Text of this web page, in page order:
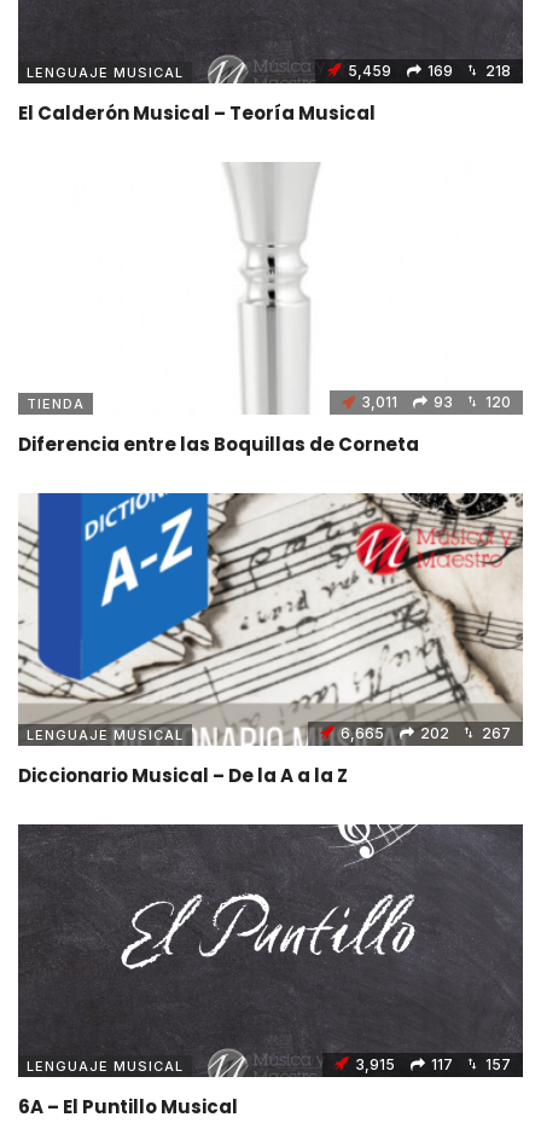
LENGUAJE MUSICAL 5,459 169 218
El Calderón Musical – Teoría Musical
TIENDA 3,011 93 120
Diferencia entre las Boquillas de Corneta
LENGUAJE MUSICAL 6,665 202 267
Diccionario Musical – De la A a la Z
LENGUAJE MUSICAL 3,915 117 157
6A – El Puntillo Musical